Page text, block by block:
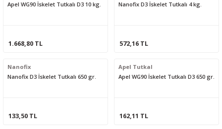
Apel WG90 İskelet Tutkalı D3 10 kg.
1.668,80 TL
Nanofix D3 İskelet Tutkalı 4 kg.
572,16 TL
Nanofix
Nanofix D3 İskelet Tutkalı 650 gr.
133,50 TL
Apel Tutkal
Apel WG90 İskelet Tutkalı D3 650 gr.
162,11 TL